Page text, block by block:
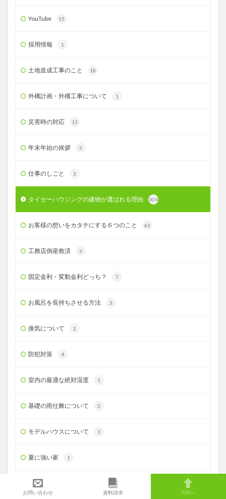
YouTube 15
採用情報 1
土地造成工事のこと 18
外構計画・外構工事について 1
災害時の対応 13
年末年始の挨拶 3
仕事のしごと 3
タイセーハウジングの建物が選ばれる理由 304
お客様の想いをカタチにする６つのこと 62
工務店倒産救済 3
固定金利・変動金利どっち？ 7
お風呂を長持ちさせる方法 3
換気について 2
防犯対策 4
室内の最適な絶対湿度 1
基礎の雨仕舞について 2
モデルハウスについて 1
夏に強い家 1
基礎・構造・耐震設計
お問い合わせ
資料請求 TOPへ